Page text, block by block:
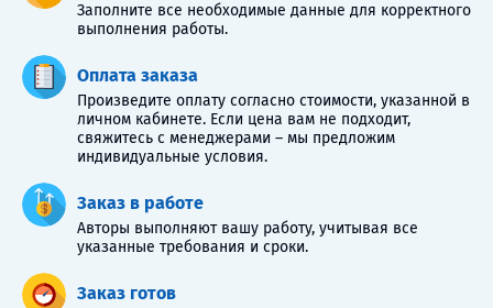
Заполните все необходимые данные для корректного
выполнения работы.
Оплата заказа
Произведите оплату согласно стоимости, указанной в
личном кабинете. Если цена вам не подходит,
свяжитесь с менеджерами – мы предложим
индивидуальные условия.
Заказ в работе
Авторы выполняют вашу работу, учитывая все
указанные требования и сроки.
Заказ готов